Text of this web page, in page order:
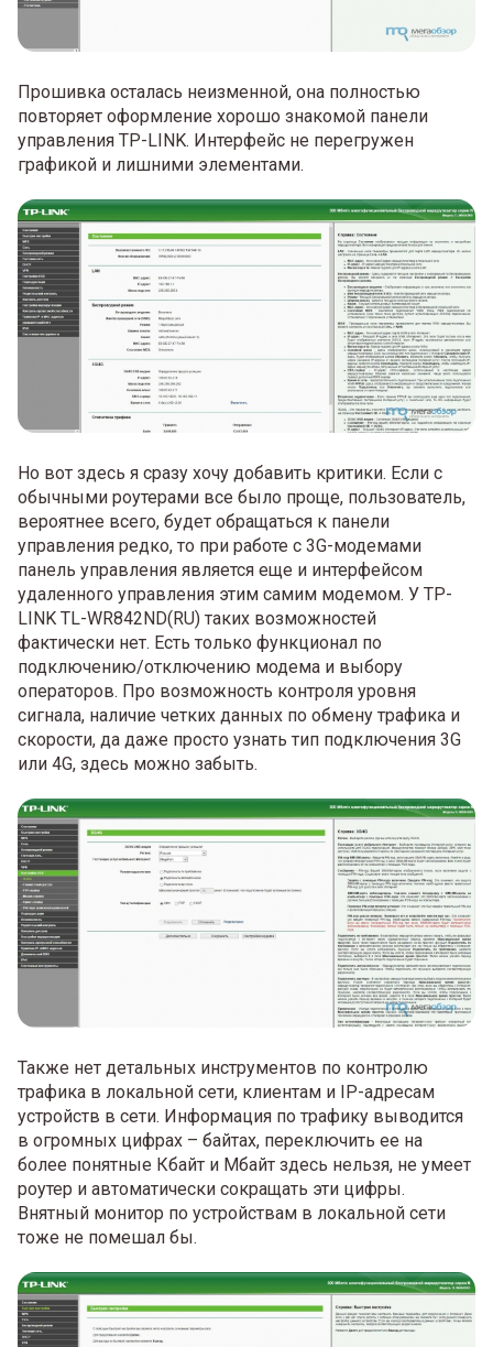
Прошивка осталась неизменной, она полностью
повторяет оформление хорошо знакомой панели
управления TP-LINK. Интерфейс не перегружен
графикой и лишними элементами.
Но вот здесь я сразу хочу добавить критики. Если с
обычными роутерами все было проще, пользователь,
вероятнее всего, будет обращаться к панели
управления редко, то при работе с 3G-модемами
панель управления является еще и интерфейсом
удаленного управления этим самим модемом. У TP-
LINK TL-WR842ND(RU) таких возможностей
фактически нет. Есть только функционал по
подключению/отключению модема и выбору
операторов. Про возможность контроля уровня
сигнала, наличие четких данных по обмену трафика и
скорости, да даже просто узнать тип подключения 3G
или 4G, здесь можно забыть.
Также нет детальных инструментов по контролю
трафика в локальной сети, клиентам и IP-адресам
устройств в сети. Информация по трафику выводится
в огромных цифрах – байтах, переключить ее на
более понятные Кбайт и Мбайт здесь нельзя, не умеет
роутер и автоматически сокращать эти цифры.
Внятный монитор по устройствам в локальной сети
тоже не помешал бы.